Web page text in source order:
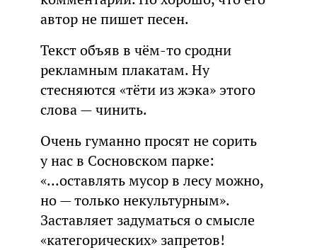
автор не пишет песен.
Текст объяв в чём-то сродни
рекламным плакатам. Ну
стесняются «тёти из жэка» этого
слова — чинить.
Очень гуманно просят не сорить
у нас в Сосновском парке:
«...оставлять мусор в лесу можно,
но — только некультурным».
Заставляет задуматься о смысле
«категорических» запретов!